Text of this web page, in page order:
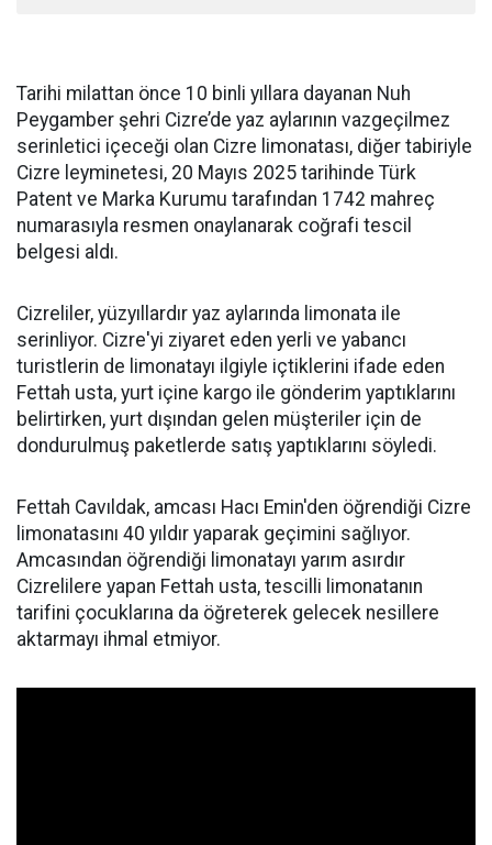
Tarihi milattan önce 10 binli yıllara dayanan Nuh
Peygamber şehri Cizre’de yaz aylarının vazgeçilmez
serinletici içeceği olan Cizre limonatası, diğer tabiriyle
Cizre leyminetesi, 20 Mayıs 2025 tarihinde Türk
Patent ve Marka Kurumu tarafından 1742 mahreç
numarasıyla resmen onaylanarak coğrafi tescil
belgesi aldı.
Cizreliler, yüzyıllardır yaz aylarında limonata ile
serinliyor. Cizre'yi ziyaret eden yerli ve yabancı
turistlerin de limonatayı ilgiyle içtiklerini ifade eden
Fettah usta, yurt içine kargo ile gönderim yaptıklarını
belirtirken, yurt dışından gelen müşteriler için de
dondurulmuş paketlerde satış yaptıklarını söyledi.
Fettah Cavıldak, amcası Hacı Emin'den öğrendiği Cizre
limonatasını 40 yıldır yaparak geçimini sağlıyor.
Amcasından öğrendiği limonatayı yarım asırdır
Cizrelilere yapan Fettah usta, tescilli limonatanın
tarifini çocuklarına da öğreterek gelecek nesillere
aktarmayı ihmal etmiyor.